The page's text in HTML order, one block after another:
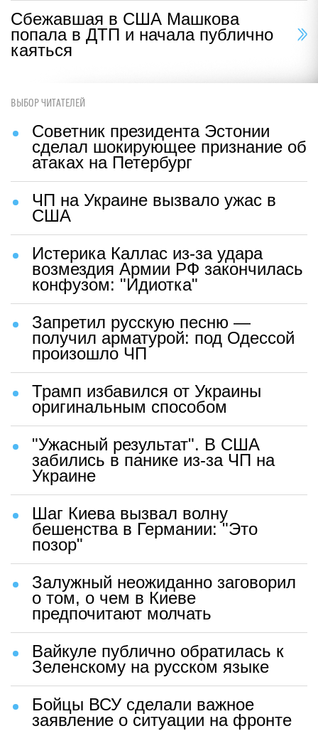
Сбежавшая в США Машкова
попала в ДТП и начала публично
каяться
ВЫБОР ЧИТАТЕЛЕЙ
Советник президента Эстонии
сделал шокирующее признание об
атаках на Петербург
ЧП на Украине вызвало ужас в
США
Истерика Каллас из-за удара
возмездия Армии РФ закончилась
конфузом: "Идиотка"
Запретил русскую песню —
получил арматурой: под Одессой
произошло ЧП
Трамп избавился от Украины
оригинальным способом
"Ужасный результат". В США
забились в панике из-за ЧП на
Украине
Шаг Киева вызвал волну
бешенства в Германии: "Это
позор"
Залужный неожиданно заговорил
о том, о чем в Киеве
предпочитают молчать
Вайкуле публично обратилась к
Зеленскому на русском языке
Бойцы ВСУ сделали важное
заявление о ситуации на фронте